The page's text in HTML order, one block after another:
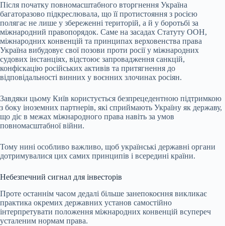
Після початку повномасштабного вторгнення Україна
багаторазово підкреслювала, що її протистояння з росією
полягає не лише у збереженні територій, а й у боротьбі за
міжнародний правопорядок. Саме на засадах Статуту ООН,
міжнародних конвенцій та принципах верховенства права
Україна вибудовує свої позови проти росії у міжнародних
судових інстанціях, відстоює запровадження санкцій,
конфіскацію російських активів та притягнення до
відповідальності винних у воєнних злочинах росіян.
Завдяки цьому Київ користується безпрецедентною підтримкою
з боку іноземних партнерів, які сприймають Україну як державу,
що діє в межах міжнародного права навіть за умов
повномасштабної війни.
Тому нині особливо важливо, щоб українські державні органи
дотримувалися цих самих принципів і всередині країни.
Небезпечний сигнал для інвесторів
Проте останнім часом дедалі більше занепокоєння викликає
практика окремих державних установ самостійно
інтерпретувати положення міжнародних конвенцій всупереч
усталеним нормам права.